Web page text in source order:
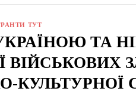
ТУТ
ТА
ВІЙСЬКОВИХ